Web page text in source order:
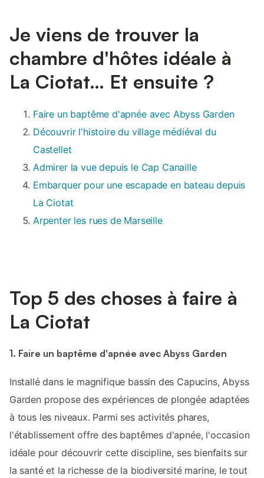
Je viens de trouver la
chambre d'hôtes idéale à
La Ciotat… Et ensuite ?
Faire un baptême d'apnée avec Abyss Garden
Découvrir l'histoire du village médiéval du
Castellet
Admirer la vue depuis le Cap Canaille
Embarquer pour une escapade en bateau depuis
La Ciotat
Arpenter les rues de Marseille
Top 5 des choses à faire à
La Ciotat
1. Faire un baptême d'apnée avec Abyss Garden
Installé dans le magnifique bassin des Capucins, Abyss
Garden propose des expériences de plongée adaptées
à tous les niveaux. Parmi ses activités phares,
l'établissement offre des baptêmes d'apnée, l'occasion
idéale pour découvrir cette discipline, ses bienfaits sur
la santé et la richesse de la biodiversité marine, le tout